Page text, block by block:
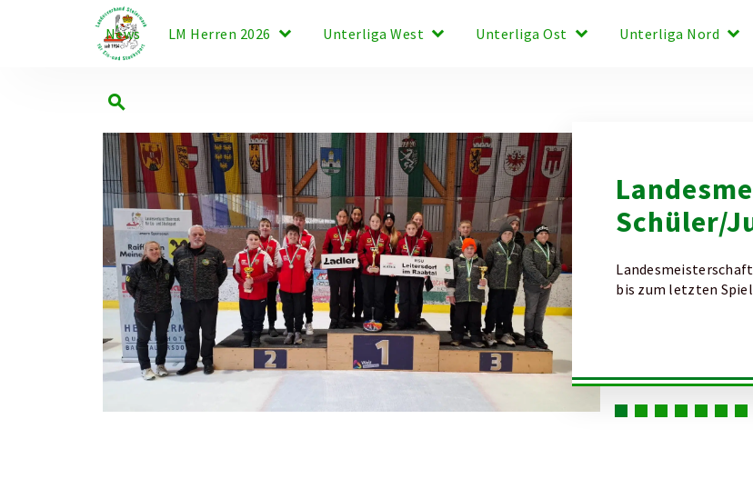
News LM Herren 2026 keyboard_arrow_down Unterliga West keyboard_arrow_down Unterliga Ost keyboard_arrow_down Unterliga Nord keyboard_arrow_down
search
Schüler/
Landesmeisterschaft
bis zum letzten Spiel